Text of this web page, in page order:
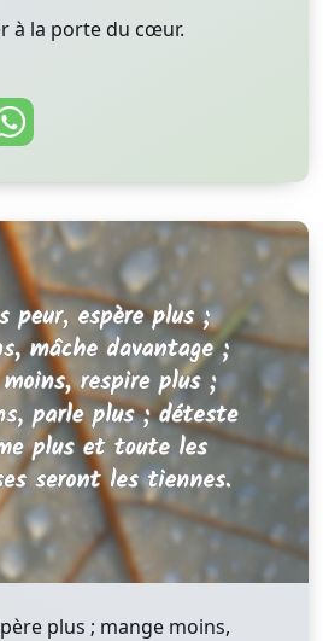
à la porte du cœur.
plus ; mange moins,